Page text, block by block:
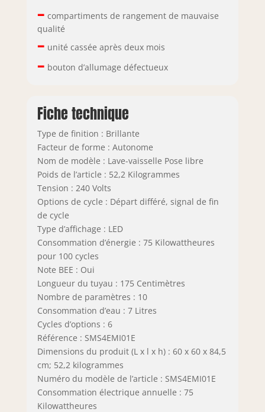
– compartiments de rangement de mauvaise
qualité
– unité cassée après deux mois
– bouton d’allumage défectueux
Fiche technique
Type de finition : Brillante
Facteur de forme : Autonome
Nom de modèle : Lave-vaisselle Pose libre
Poids de l’article : 52,2 Kilogrammes
Tension : 240 Volts
Options de cycle : Départ différé, signal de fin
de cycle
Type d’affichage : LED
Consommation d’énergie : 75 Kilowattheures
pour 100 cycles
Note BEE : Oui
Longueur du tuyau : 175 Centimètres
Nombre de paramètres : 10
Consommation d’eau : 7 Litres
Cycles d’options : 6
Référence : SMS4EMI01E
Dimensions du produit (L x l x h) : 60 x 60 x 84,5
cm; 52,2 kilogrammes
Numéro du modèle de l’article : SMS4EMI01E
Consommation électrique annuelle : 75
Kilowattheures